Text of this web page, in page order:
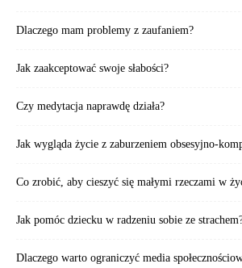
Dlaczego mam problemy z zaufaniem?
Jak zaakceptować swoje słabości?
Czy medytacja naprawdę działa?
Jak wygląda życie z zaburzeniem obsesyjno-
Co zrobić, aby cieszyć się małymi rzeczami w
Jak pomóc dziecku w radzeniu sobie ze
Dlaczego warto ograniczyć media